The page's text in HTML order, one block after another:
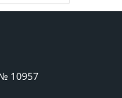
10957